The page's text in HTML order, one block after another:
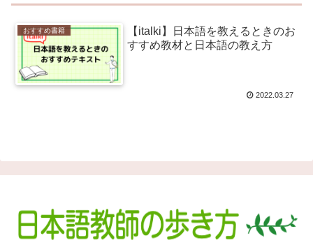
おすすめ書籍
【italki】日本語を教えるときのお
すすめ教材と日本語の教え方
2022.03.27